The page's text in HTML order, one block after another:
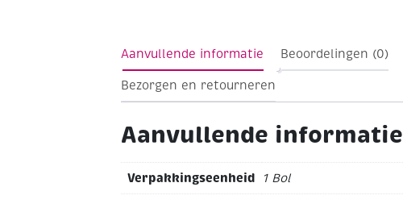
Aanvullende informatie Beoordelingen (0)
Bezorgen en retourneren
Aanvullende informatie
Verpakkingseenheid 1 Bol